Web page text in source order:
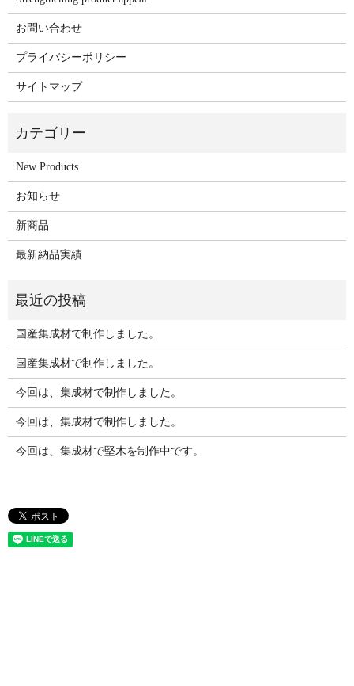
お問い合わせ
プライバシーポリシー
サイトマップ
New Products
お知らせ
新商品
最新納品実績
国産集成材で制作しました。
国産集成材で制作しました。
今回は、集成材で制作しました。
今回は、集成材で制作しました。
今回は、集成材で堅木を制作中です。